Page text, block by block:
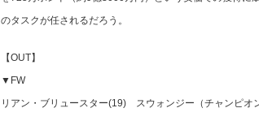
のタスクが任されるだろう。
【OUT】
▼FW
リアン・ブリュースター(19) スウォンジー（チャンピオ